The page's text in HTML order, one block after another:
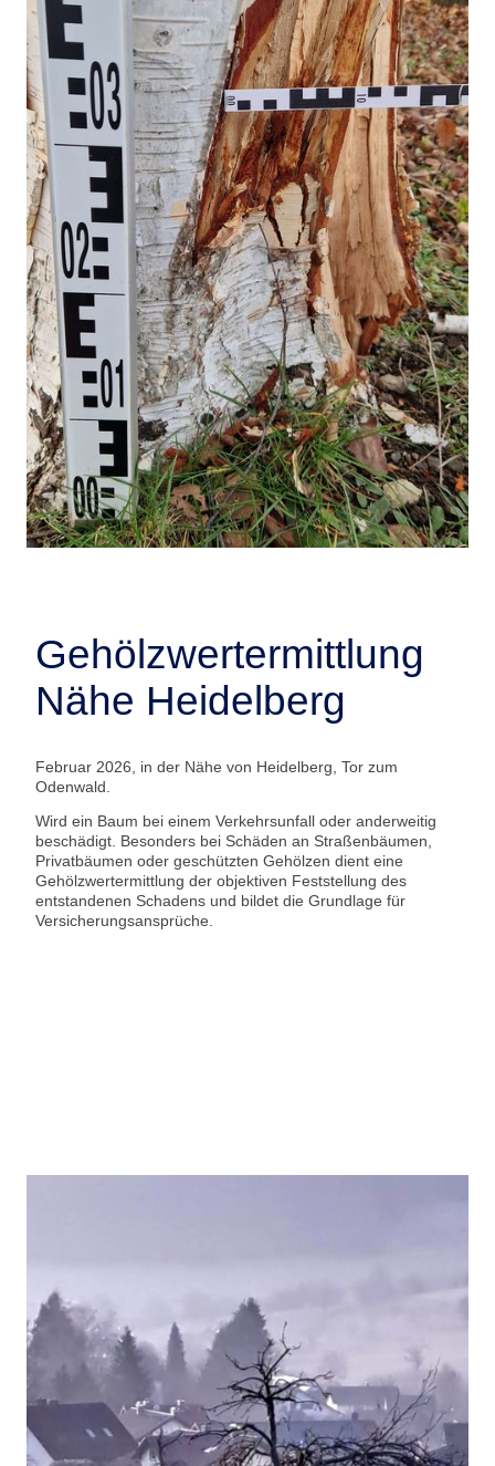
Gehölzwertermittlung
Nähe Heidelberg
Februar 2026, in der Nähe von Heidelberg, Tor zum
Odenwald.
Wird ein Baum bei einem Verkehrsunfall oder anderweitig
beschädigt. Besonders bei Schäden an Straßenbäumen,
Privatbäumen oder geschützten Gehölzen dient eine
Gehölzwertermittlung der objektiven Feststellung des
entstandenen Schadens und bildet die Grundlage für
Versicherungsansprüche.